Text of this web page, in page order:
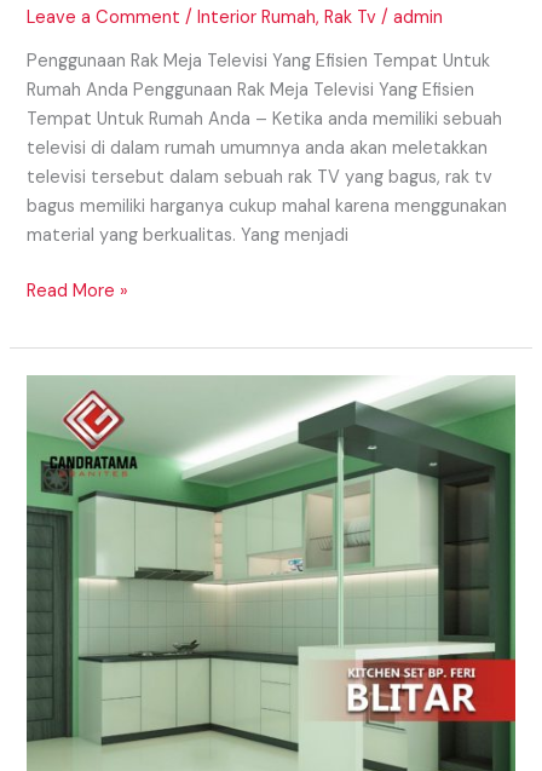
Leave a Comment /Interior Rumah,Rak Tv /admin
Penggunaan Rak Meja Televisi Yang Efisien Tempat Untuk
Rumah Anda Penggunaan Rak Meja Televisi Yang Efisien
Tempat Untuk Rumah Anda – Ketika anda memiliki sebuah
televisi di dalam rumah umumnya anda akan meletakkan
televisi tersebut dalam sebuah rak TV yang bagus, rak tv
bagus memiliki harganya cukup mahal karena menggunakan
material yang berkualitas. Yang menjadi
Read More »
Kitchen
Daerah
Kediri
Yang
Multifungsi
Menarik